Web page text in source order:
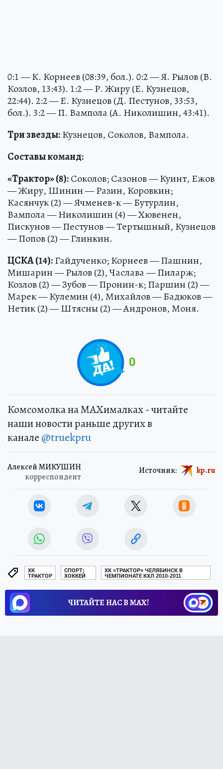
0:1 — К. Корнеев (08:39, бол.). 0:2 — Я. Рылов (В.
Козлов, 13:43). 1:2 — Р. Жиру (Е. Кузнецов,
22:44). 2:2 — Е. Кузнецов (Д. Пестунов, 33:53,
бол.). 3:2 — П. Вампола (А. Николишин, 43:41).
Три звезды:Кузнецов, Соколов, Вампола.
Составы команд:
«Трактор» (8):Соколов; Сазонов — Куинт, Ежов
— Жиру, Шинин — Разин, Коровкин;
Касянчук (2) — Ячменев-к — Бутурлин,
Вампола — Николишин (4) — Хювенен,
Пискунов — Пестунов — Тертышный, Кузнецов
— Попов (2) — Глинкин.
ЦСКА (14):Гайдученко; Корнеев — Пашнин,
Мишарин — Рылов (2), Часлава — Пиларж;
Козлов (2) — Зубов — Пронин-к; Паршин (2) —
Марек — Кулемин (4), Михайлов — Бадюков —
Нетик (2) — Штясны (2) — Андронов, Моня.
0
Комсомолка на MAXималках - читайте
наши новости раньше других в
канале @truekpru
Алексей МИКУШИН
корреспондент
Источник: kp.ru
ХК
ТРАКТОР
СПОРТ:
ХОККЕЙ
ХК «ТРАКТОР» ЧЕЛЯБИНСК В
ЧЕМПИОНАТЕ КХЛ 2010-2011
ЧИТАЙТЕ НАС В МАХ!